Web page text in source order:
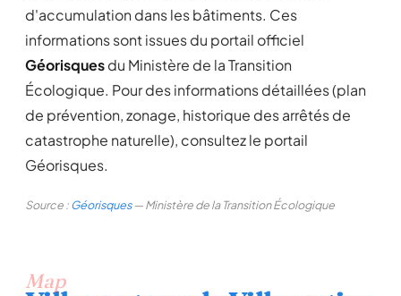
d'accumulation dans les bâtiments. Ces
informations sont issues du portail officiel
Géorisquesdu Ministère de la Transition
Écologique. Pour des informations détaillées (plan
de prévention, zonage, historique des arrêtés de
catastrophe naturelle), consultez le portail
Géorisques.
Source :Géorisques— Ministère de la Transition Écologique
Map